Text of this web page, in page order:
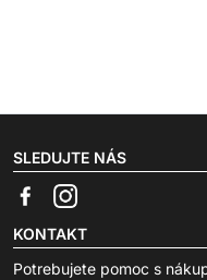
SLEDUJTE NÁS
KONTAKT
Potrebujete pomoc s